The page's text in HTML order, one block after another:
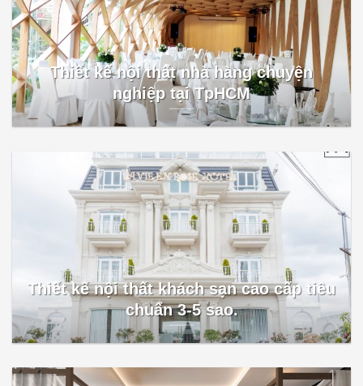
Thiết kế nội thất nhà hàng chuyện
nghiệp tại TpHCM
Thiết kế nội thất khách sạn cao cấp tiêu
chuẩn 3-5 sao.